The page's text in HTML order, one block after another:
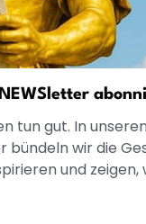
NEWSletter
tun gut. In
bündeln wir die
und zeigen,